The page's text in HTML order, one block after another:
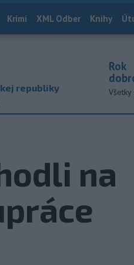
Krimi XML Odber Knihy
republiky
Rok
Všetky
na